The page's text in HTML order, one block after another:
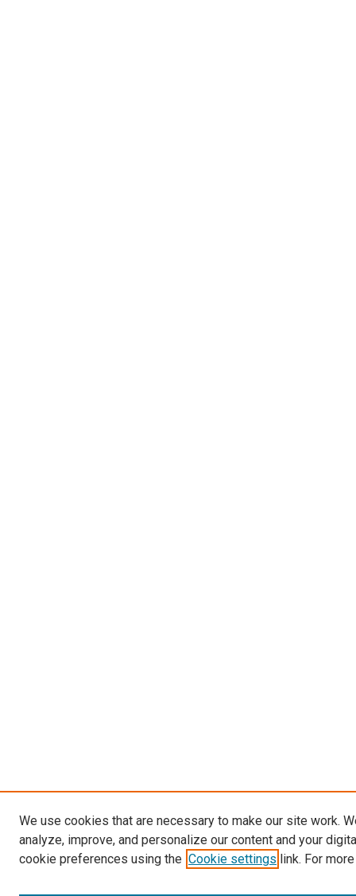
We use cookies that are necessary to make our site work.
analyze, improve, and personalize our content and your
cookie preferences using the Cookie settings link. For